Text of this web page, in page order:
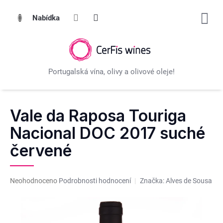
obsah
Vale da Raposa Touriga
Nacional DOC 2017 suché
červené
Průměrné
Neohodnoceno Podrobnosti hodnocení Značka:Alves de Sousa